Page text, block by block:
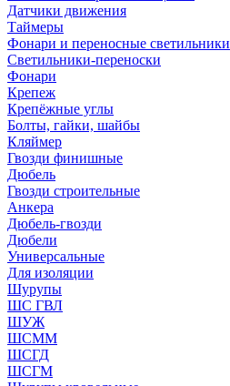
Датчики движения
Таймеры
Фонари и переносные светильники
Светильники-переноски
Фонари
Крепеж
Крепёжные углы
Болты, гайки, шайбы
Кляймер
Гвозди финишные
Дюбель
Гвозди строительные
Анкера
Дюбель-гвозди
Дюбели
Универсальные
Для изоляции
Шурупы
ШС ГВЛ
ШУЖ
ШСММ
ШСГД
ШСГМ